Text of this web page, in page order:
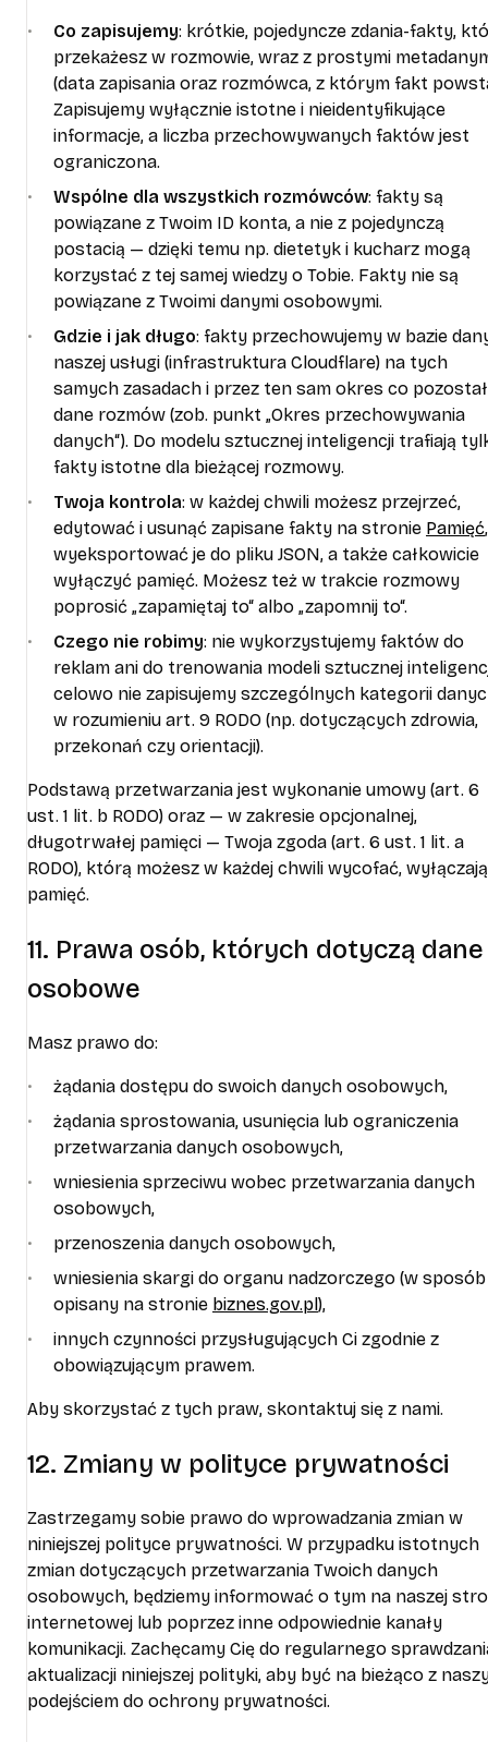
Co zapisujemy: krótkie, pojedyncze zdania-fakty,
przekażesz w rozmowie, wraz z prostymi
(data zapisania oraz rozmówca, z którym fakt
Zapisujemy wyłącznie istotne i nieidentyfikujące
informacje, a liczba przechowywanych faktów jest
ograniczona.
Wspólne dla wszystkich rozmówców: fakty są
powiązane z Twoim ID konta, a nie z pojedynczą
postacią — dzięki temu np. dietetyk i kucharz mogą
korzystać z tej samej wiedzy o Tobie. Fakty nie są
powiązane z Twoimi danymi osobowymi.
Gdzie i jak długo: fakty przechowujemy w bazie
naszej usługi (infrastruktura Cloudflare) na tych
samych zasadach i przez ten sam okres co
dane rozmów (zob. punkt „Okres przechowywania
danych“). Do modelu sztucznej inteligencji trafiają
fakty istotne dla bieżącej rozmowy.
Twoja kontrola: w każdej chwili możesz przejrzeć,
edytować i usunąć zapisane fakty na stronie Pamięć,
wyeksportować je do pliku JSON, a także całkowicie
wyłączyć pamięć. Możesz też w trakcie rozmowy
poprosić „zapamiętaj to“ albo „zapomnij to“.
Czego nie robimy: nie wykorzystujemy faktów do
reklam ani do trenowania modeli sztucznej
celowo nie zapisujemy szczególnych kategorii
w rozumieniu art. 9 RODO (np. dotyczących zdrowia,
przekonań czy orientacji).
Podstawą przetwarzania jest wykonanie umowy (art. 6
ust. 1 lit. b RODO) oraz — w zakresie opcjonalnej,
długotrwałej pamięci — Twoja zgoda (art. 6 ust. 1 lit. a
RODO), którą możesz w każdej chwili wycofać,
pamięć.
11. Prawa osób, których dotyczą dane
osobowe
Masz prawo do:
żądania dostępu do swoich danych osobowych,
żądania sprostowania, usunięcia lub ograniczenia
przetwarzania danych osobowych,
wniesienia sprzeciwu wobec przetwarzania danych
osobowych,
przenoszenia danych osobowych,
wniesienia skargi do organu nadzorczego (w sposób
opisany na stronie biznes.gov.pl ),
innych czynności przysługujących Ci zgodnie z
obowiązującym prawem.
Aby skorzystać z tych praw, skontaktuj się z nami.
12. Zmiany w polityce prywatności
Zastrzegamy sobie prawo do wprowadzania zmian w
niniejszej polityce prywatności. W przypadku istotnych
zmian dotyczących przetwarzania Twoich danych
osobowych, będziemy informować o tym na naszej
internetowej lub poprzez inne odpowiednie kanały
komunikacji. Zachęcamy Cię do regularnego
aktualizacji niniejszej polityki, aby być na bieżąco z
podejściem do ochrony prywatności.